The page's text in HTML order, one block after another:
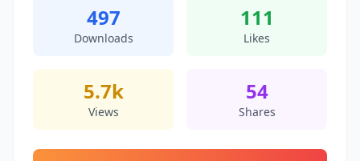
497
Downloads
111
Likes
5.7k
Views
54
Shares